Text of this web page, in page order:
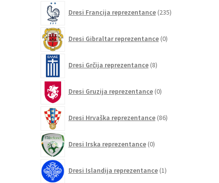
Dresi Francija reprezentance 235izdelkov
Dresi Gibraltar reprezentance 0izdelkov
Dresi Grčija reprezentance 8izdelkov
Dresi Gruzija reprezentance 0izdelkov
Dresi Hrvaška reprezentance 86izdelkov
Dresi Irska reprezentance 0izdelkov
Dresi Islandija reprezentance 1izdelek